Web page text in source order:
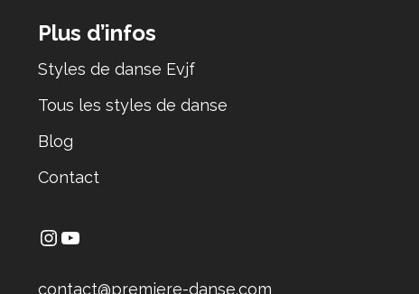
Plus d’infos
Styles de danse Evjf
Tous les styles de danse
Blog
Contact
contact@premiere-danse.com